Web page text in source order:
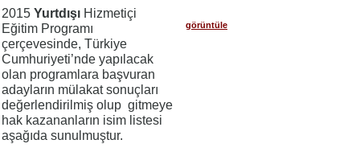
2015 Yurtdışı Hizmetiçi
Eğitim Programı
çerçevesinde, Türkiye
Cumhuriyeti’nde yapılacak
olan programlara başvuran
adayların mülakat sonuçları
değerlendirilmiş olup gitmeye
hak kazananların isim listesi
aşağıda sunulmuştur.
görüntüle